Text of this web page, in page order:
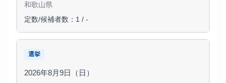
和歌山県
定数/候補者数：1 / -
選挙
2026年8月9日（日）